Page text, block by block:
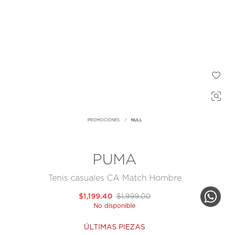
PROMOCIONES NULL
PUMA
Tenis casuales CA Match Hombre
$1,999.00
$1,199.40
No disponible
ÚLTIMAS PIEZAS